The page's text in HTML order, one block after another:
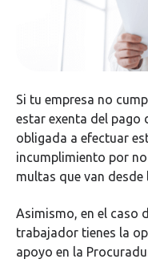
Si tu empresa no
estar exenta del pago
obligada a efectuar
incumplimiento por
multas que van desde
Asimismo, en el caso
trabajador tienes la
apoyo en la